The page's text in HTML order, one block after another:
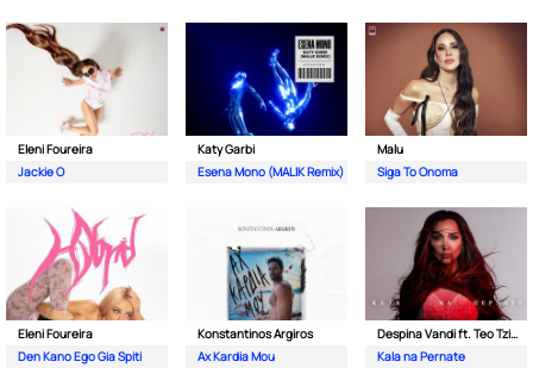
Eleni Foureira
Jackie O
Katy Garbi
Esena Mono (MALIK Remix)
Malu
Siga To Onoma
Eleni Foureira
Den Kano Ego Gia Spiti
Konstantinos Argiros
Ax Kardia Mou
Despina Vandi ft. Teo Tzimas
Kala na Pernate